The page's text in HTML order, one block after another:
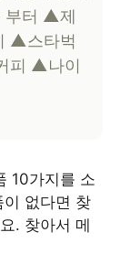
부터 ▲제
▲스타벅
피 ▲나이
10가지를 소
없다면 찾
. 찾아서 메